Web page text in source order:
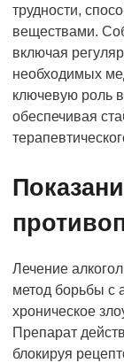
трудности,
веществами.
включая
необходимых
ключевую роль
обеспечивая
Лечение
метод борьбы с
хроническое
Препарат
блокируя